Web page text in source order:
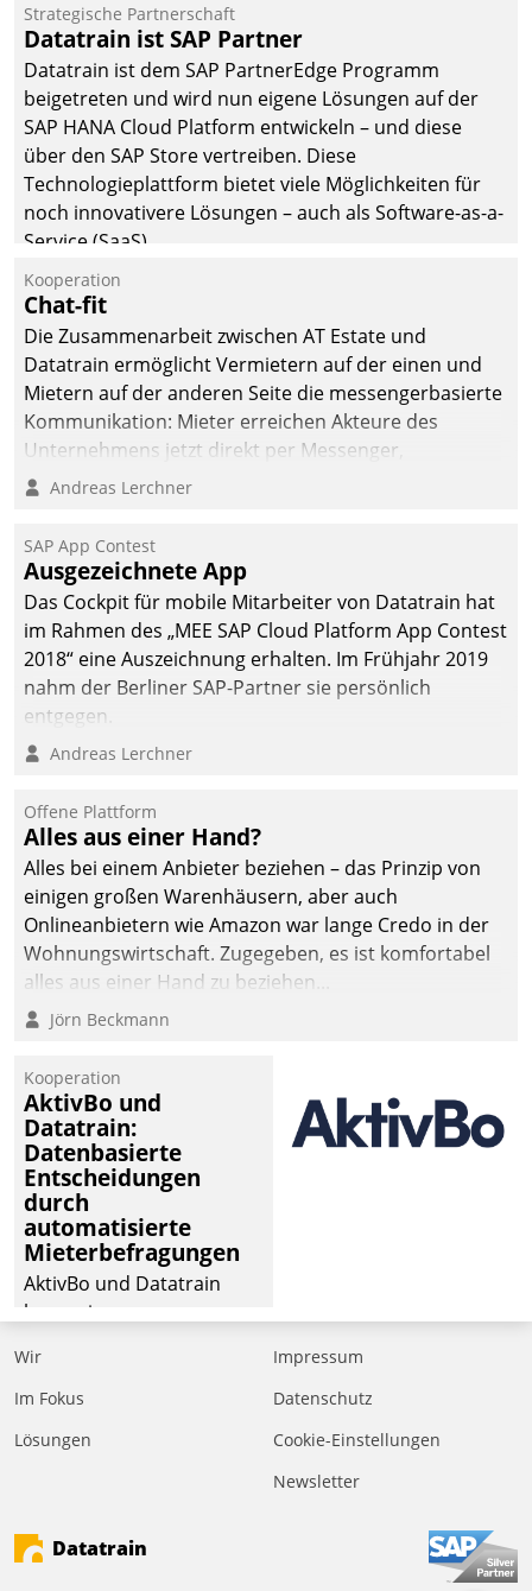
Strategische Partnerschaft
Datatrain ist SAP Partner
Datatrain ist dem SAP PartnerEdge Programm
beigetreten und wird nun eigene Lösungen auf der
SAP HANA Cloud Platform entwickeln – und diese
über den SAP Store vertreiben. Diese
Technologieplattform bietet viele Möglichkeiten für
noch innovativere Lösungen – auch als Software-as-a-
Service (SaaS).
Kooperation
Chat-fit
Die Zusammenarbeit zwischen AT Estate und
Datatrain ermöglicht Vermietern auf der einen und
Mietern auf der anderen Seite die messengerbasierte
Kommunikation: Mieter erreichen Akteure des
Unternehmens jetzt direkt per Messenger,
Mitarbeiter oder Dienstleister empfangen oder
Andreas Lerchner
SAP App Contest
Ausgezeichnete App
Das Cockpit für mobile Mitarbeiter von Datatrain hat
im Rahmen des „MEE SAP Cloud Platform App Contest
2018“ eine Auszeichnung erhalten. Im Frühjahr 2019
nahm der Berliner SAP-Partner sie persönlich
entgegen.
Andreas Lerchner
Offene Plattform
Alles aus einer Hand?
Alles bei einem Anbieter beziehen – das Prinzip von
einigen großen Warenhäusern, aber auch
Onlineanbietern wie Amazon war lange Credo in der
Wohnungswirtschaft. Zugegeben, es ist komfortabel
alles aus einer Hand zu beziehen...
Jörn Beckmann
Kooperation
AktivBo und
Datatrain:
Datenbasierte
Entscheidungen
durch
automatisierte
Mieterbefragungen
AktivBo und Datatrain
kooperieren –
profitieren: Die nahtlose
Integration der Lösungen
Datatrain ermöglicht
Mieterbefragungen – eine
starke Grundlage für
Wir
Im Fokus
Lösungen
Impressum
Datenschutz
Cookie-Einstellungen
Newsletter
Datatrain